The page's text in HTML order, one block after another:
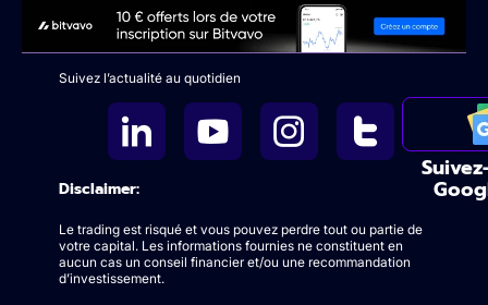
Suivez l’actualité au quotidien
Disclaimer:
Le trading est risqué et vous pouvez perdre tout ou partie de
votre capital. Les informations fournies ne constituent en
aucun cas un conseil financier et/ou une recommandation
d’investissement.